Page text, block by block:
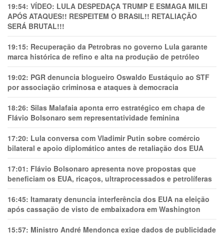
19:54: VÍDEO: LULA DESPEDAÇA TRUMP E ESMAGA MILEI
APÓS ATAQUES!! RESPEITEM O BRASIL!! RETALIAÇÃO
SERÁ BRUTAL!!!
19:15: Recuperação da Petrobras no governo Lula garante
marca histórica de refino e alta na produção de petróleo
19:02: PGR denuncia blogueiro Oswaldo Eustáquio ao STF
por associação criminosa e ataques à democracia
18:26: Silas Malafaia aponta erro estratégico em chapa de
Flávio Bolsonaro sem representatividade feminina
17:20: Lula conversa com Vladimir Putin sobre comércio
bilateral e apoio diplomático antes de retaliação dos EUA
17:01: Flávio Bolsonaro apresenta nove propostas que
beneficiam os EUA, ricaços, ultraprocessados e petrolíferas
16:45: Itamaraty denuncia interferência dos EUA na eleição
após cassação de visto de embaixadora em Washington
15:57: Ministro André Mendonça exige dados de publicidade